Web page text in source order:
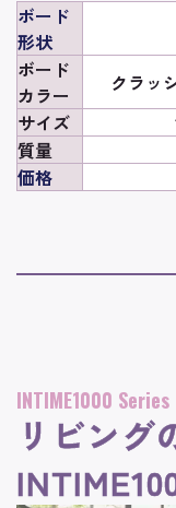
ボード
形状
ボード
カラー
クラッ
サイズ
質量
価格
INTIME1000 Series
リビング